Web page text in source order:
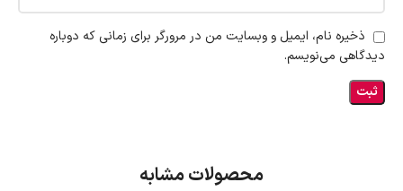
ذخیره نام، ایمیل و وبسایت من در مرورگر برای زمانی که دوباره
دیدگاهی می‌نویسم.
محصولات مشابه